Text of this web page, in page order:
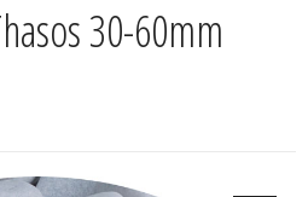
30-60mm